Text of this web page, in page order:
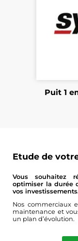
Puit 1
Etude de
Vous souhaitez
optimiser la durée
vos
Nos commerciaux
maintenance et
un plan d’évolution.